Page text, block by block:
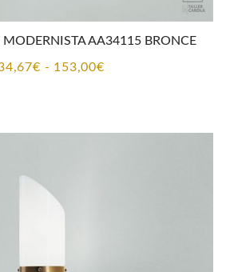
AA34115 BRONCE
€ - 153,00€Rango
desde